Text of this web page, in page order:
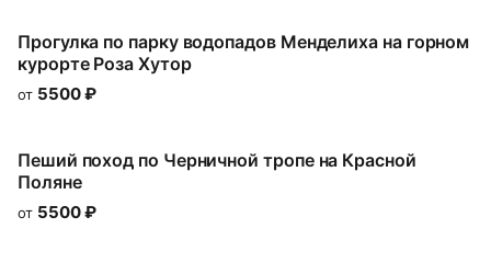
Прогулка по парку водопадов Менделиха на горном
курорте Роза Хутор
от 5500₽
Пеший поход по Черничной тропе на Красной
Поляне
от 5500₽